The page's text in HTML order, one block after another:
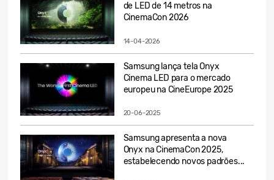
de LED de 14 metros na
CinemaCon 2026
14-04-2026
Samsung lança tela Onyx
Cinema LED para o mercado
europeu na CineEurope 2025
20-06-2025
Samsung apresenta a nova
Onyx na CinemaCon 2025,
estabelecendo novos padrões...